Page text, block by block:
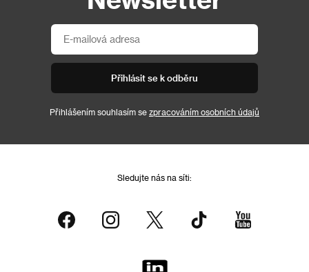
Přihlásit se k odběru
Přihlášením souhlasím se zpracováním osobních údajů
Sledujte nás na síti: